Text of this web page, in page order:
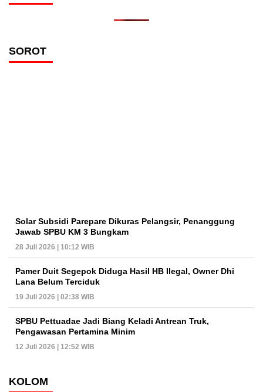
SOROT
Solar Subsidi Parepare Dikuras Pelangsir, Penanggung
Jawab SPBU KM 3 Bungkam
28 Juli 2026 | 10:12 WIB
Pamer Duit Segepok Diduga Hasil HB Ilegal, Owner Dhi
Lana Belum Terciduk
19 Juli 2026 | 02:38 WIB
SPBU Pettuadae Jadi Biang Keladi Antrean Truk,
Pengawasan Pertamina Minim
12 Juli 2026 | 12:52 WIB
KOLOM